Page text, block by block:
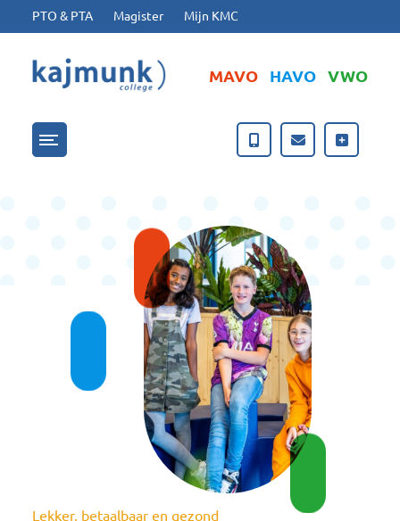
Ga naar hoofdinhoud
Ga naar footer
PTO & PTA Magister Mijn KMC
MAVO HAVO VWO
Menu openen/sluiten
Lekker, betaalbaar en gezond